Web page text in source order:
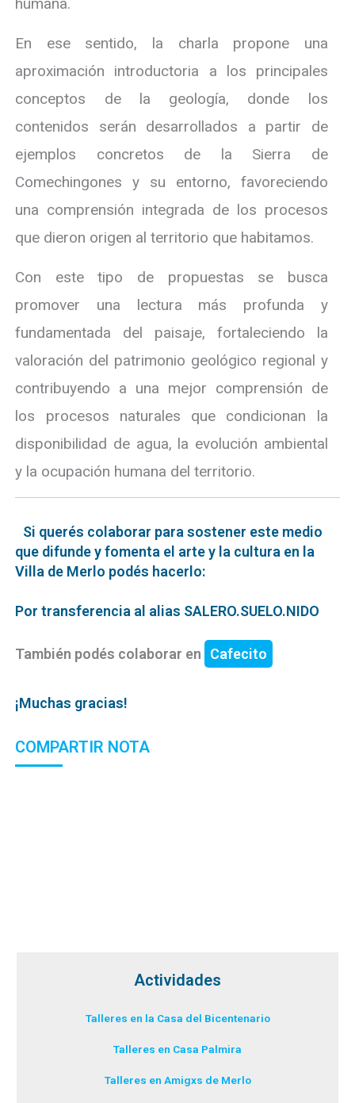
En ese sentido, la charla propone una
aproximación introductoria a los principales
conceptos de la geología, donde los
contenidos serán desarrollados a partir de
ejemplos concretos de la Sierra de
Comechingones y su entorno, favoreciendo
una comprensión integrada de los procesos
que dieron origen al territorio que habitamos.
Con este tipo de propuestas se busca
promover una lectura más profunda y
fundamentada del paisaje, fortaleciendo la
valoración del patrimonio geológico regional y
contribuyendo a una mejor comprensión de
los procesos naturales que condicionan la
disponibilidad de agua, la evolución ambiental
y la ocupación humana del territorio.
Si querés colaborar para sostener este medio
que difunde y fomenta el arte y la cultura en la
Villa de Merlo podés hacerlo:
Por transferencia al alias SALERO.SUELO.NIDO
También podés colaborar en Cafecito
¡Muchas gracias!
COMPARTIR NOTA
Actividades
Talleres en la Casa del Bicentenario
Talleres en Casa Palmira
Talleres en Amigxs de Merlo